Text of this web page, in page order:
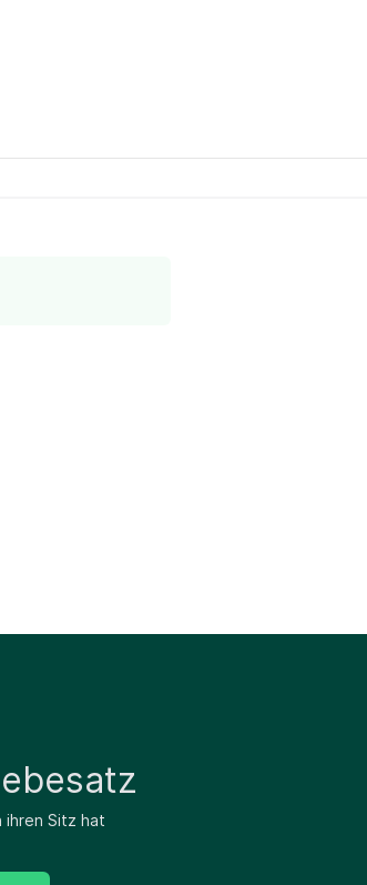
Sitz hat